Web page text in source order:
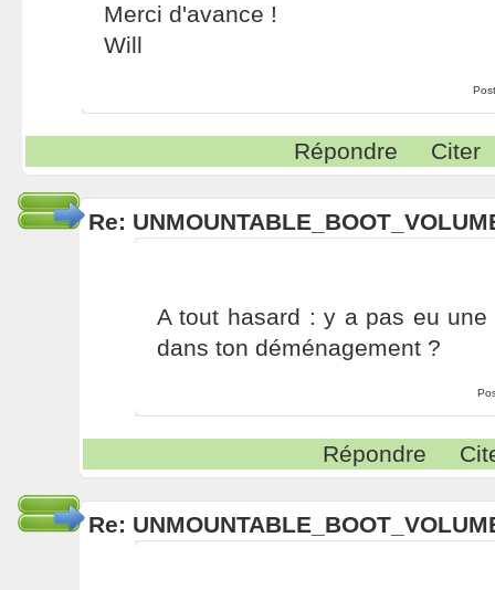
Merci d'avance !
Will
Répondre Citer
Re:
A tout hasard : y a pas eu
dans ton déménagement ?
Répondre
Re: